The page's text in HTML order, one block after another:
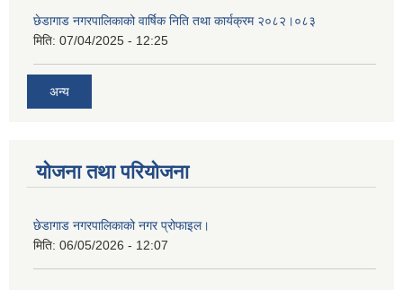
छेडागाड नगरपालिकाको वार्षिक निति तथा कार्यक्रम २०८२।०८३
मिति: 07/04/2025 - 12:25
अन्य
योजना तथा परियोजना
छेडागाड नगरपालिकाको नगर प्रोफाइल।
मिति: 06/05/2026 - 12:07